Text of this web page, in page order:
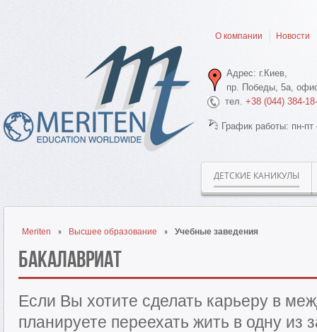
О компании Новости
Адрес: г.Киев,
пр. Победы, 5а,
тел. +38 (044) 384-
График работы: пн-
ДЕТСКИЕ КАНИКУЛЫ
Meriten Высшее образование Учебные заведения
Бакалавриат
Если Вы хотите сделать карьеру в
планируете переехать жить в одну из